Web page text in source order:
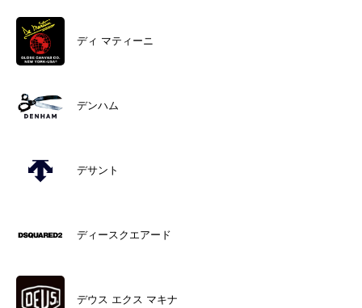
ディ マティーニ
デンハム
デサント
ディースクエアード
デウス エクス マキナ